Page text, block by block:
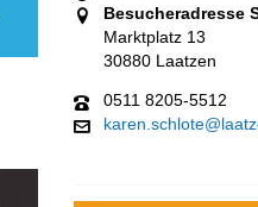
Besucheradresse
Marktplatz 13
30880 Laatzen
0511 8205-5512